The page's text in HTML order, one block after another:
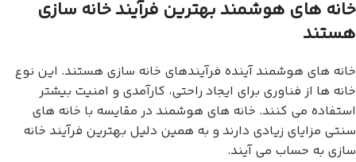
خانه های هوشمند بهترین فرآیند خانه سازی
هستند
خانه های هوشمند آینده فرآیندهای خانه سازی هستند. این نوع
خانه ها از فناوری برای ایجاد راحتی، کارآمدی و امنیت بیشتر
استفاده می کنند. خانه های هوشمند در مقایسه با خانه های
سنتی مزایای زیادی دارند و به همین دلیل بهترین فرآیند خانه
سازی به حساب می آیند.